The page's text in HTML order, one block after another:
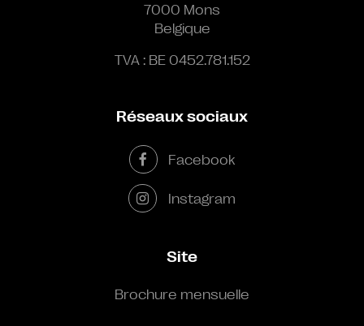
7000 Mons
Belgique
TVA : BE 0452.781.152
Réseaux sociaux
Facebook
Instagram
Site
Brochure mensuelle